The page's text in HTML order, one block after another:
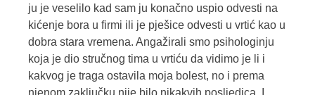
ju je veselilo kad sam ju konačno uspio odvesti na
kićenje bora u firmi ili je pješice odvesti u vrtić kao u
dobra stara vremena. Angažirali smo psihologinju
koja je dio stručnog tima u vrtiću da vidimo je li i
kakvog je traga ostavila moja bolest, no i prema